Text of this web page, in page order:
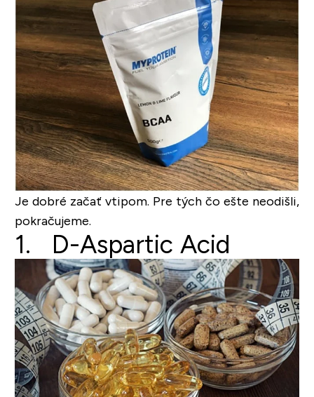
Je dobré začať vtipom. Pre tých čo ešte neodišli,
pokračujeme.
1. D-Aspartic Acid